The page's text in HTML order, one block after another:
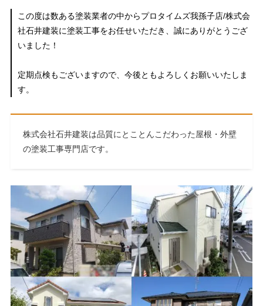
この度は数ある塗装業者の中からプロタイムズ我孫子店/株式会
社石井建装に塗装工事をお任せいただき、誠にありがとうござ
いました！
定期点検もございますので、今後ともよろしくお願いいたしま
す。
株式会社石井建装は品質にとことんこだわった屋根・外壁
の塗装工事専門店です。